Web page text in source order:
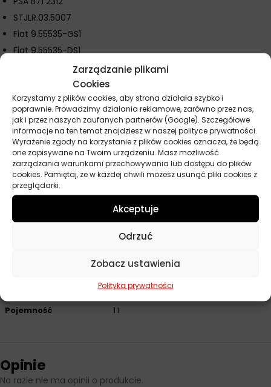
Zarządzanie plikami
Cookies
Korzystamy z plików cookies, aby strona działała szybko i
poprawnie. Prowadzimy działania reklamowe, zarówno przez nas,
jak i przez naszych zaufanych partnerów (Google). Szczegółowe
informacje na ten temat znajdziesz w naszej polityce prywatności.
Wyrażenie zgody na korzystanie z plików cookies oznacza, że będą
one zapisywane na Twoim urządzeniu. Masz możliwość
zarządzania warunkami przechowywania lub dostępu do plików
cookies. Pamiętaj, że w każdej chwili możesz usunąć pliki cookies z
przeglądarki.
Akceptuje
Odrzuć
Zobacz ustawienia
Polityka prywatności
STJLR.03.5007
Fiat 9.55535-GS1
Fiat 9.55535-DS1
Parametry techniczne
Producent Elf
Baza Syntetyczny
Lepkość 0W-30
Przeznaczenie Samochody osobowe
B71 2312, STJLR.03.5007
Pojemność 1 l
Opinie
Na razie nie ma opinii o produkcie.